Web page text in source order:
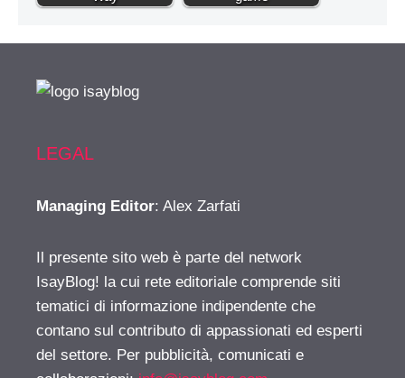
LEGAL
Managing Editor: Alex Zarfati
Il presente sito web è parte del network
IsayBlog! la cui rete editoriale comprende siti
tematici di informazione indipendente che
contano sul contributo di appassionati ed esperti
del settore. Per pubblicità, comunicati e